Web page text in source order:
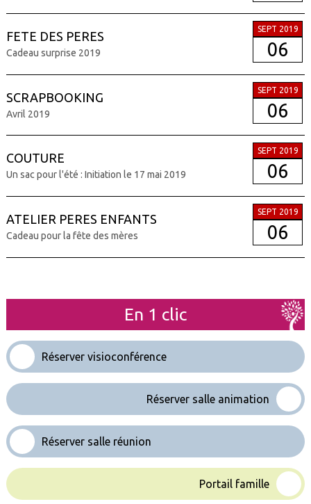
FETE DES PERES
Cadeau surprise 2019
SEPT 2019
06
SCRAPBOOKING
Avril 2019
SEPT 2019
06
COUTURE
Un sac pour l'été : Initiation le 17 mai 2019
SEPT 2019
06
ATELIER PERES ENFANTS
Cadeau pour la fête des mères
SEPT 2019
06
En 1 clic
Réserver visioconférence
Réserver salle animation
Réserver salle réunion
Portail famille